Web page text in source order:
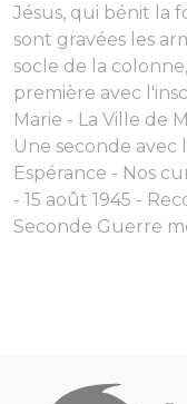
Jésus, qui bénit la
sont gravées les
socle de la
première avec
Marie - La Ville de
Une seconde avec
Espérance - Nos
- 15 août 1945 -
Seconde Guerre